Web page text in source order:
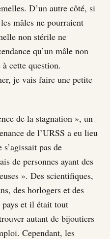
D’un autre côté, si
mâles ne pourraient
non stérile ne
qu’un mâle non
cette question.
je vais faire une petite
de la stagnation », un
de l’URSS a eu lieu
pas de
de personnes ayant des
». Des scientifiques,
des horlogers et des
et il était tout
autant de bijoutiers
Cependant, les